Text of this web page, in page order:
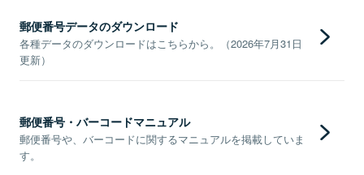
郵便番号データのダウンロード
各種データのダウンロードはこちらから。（2026年7月31日
更新）
郵便番号・バーコードマニュアル
郵便番号や、バーコードに関するマニュアルを掲載していま
す。